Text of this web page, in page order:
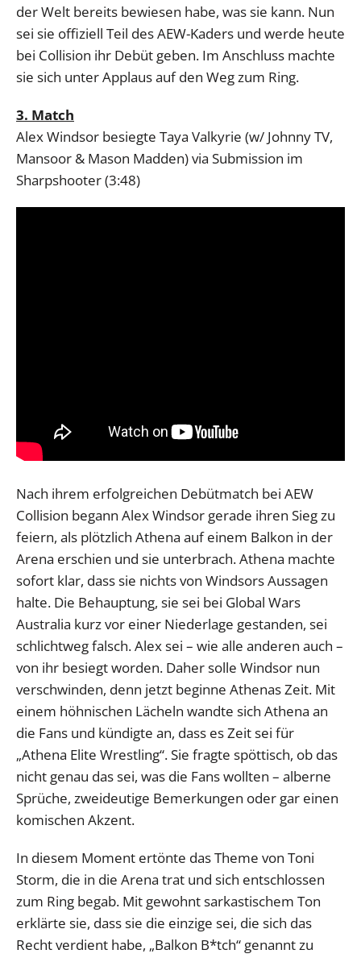
der Welt bereits bewiesen habe, was sie kann. Nun
sei sie offiziell Teil des AEW-Kaders und werde heute
bei Collision ihr Debüt geben. Im Anschluss machte
sie sich unter Applaus auf den Weg zum Ring.
3. Match
Alex Windsor besiegte Taya Valkyrie (w/ Johnny TV,
Mansoor & Mason Madden) via Submission im
Sharpshooter (3:48)
Nach ihrem erfolgreichen Debütmatch bei AEW
Collision begann Alex Windsor gerade ihren Sieg zu
feiern, als plötzlich Athena auf einem Balkon in der
Arena erschien und sie unterbrach. Athena machte
sofort klar, dass sie nichts von Windsors Aussagen
halte. Die Behauptung, sie sei bei Global Wars
Australia kurz vor einer Niederlage gestanden, sei
schlichtweg falsch. Alex sei – wie alle anderen auch –
von ihr besiegt worden. Daher solle Windsor nun
verschwinden, denn jetzt beginne Athenas Zeit. Mit
einem höhnischen Lächeln wandte sich Athena an
die Fans und kündigte an, dass es Zeit sei für
„Athena Elite Wrestling“. Sie fragte spöttisch, ob das
nicht genau das sei, was die Fans wollten – alberne
Sprüche, zweideutige Bemerkungen oder gar einen
komischen Akzent.
In diesem Moment ertönte das Theme von Toni
Storm, die in die Arena trat und sich entschlossen
zum Ring begab. Mit gewohnt sarkastischem Ton
erklärte sie, dass sie die einzige sei, die sich das
Recht verdient habe, „Balkon B*tch“ genannt zu